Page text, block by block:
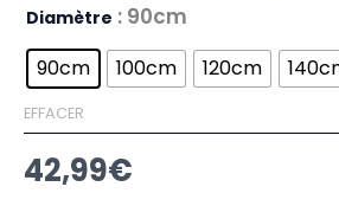
Diamètre : 90cm
90cm 100cm 120cm
EFFACER
42,99€